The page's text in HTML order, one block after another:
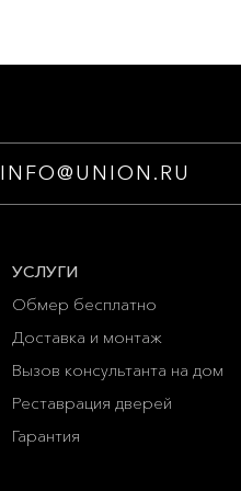
INFO@UNION.RU
УСЛУГИ
Обмер бесплатно
Доставка и монтаж
Вызов консультанта на дом
Реставрация дверей
Гарантия